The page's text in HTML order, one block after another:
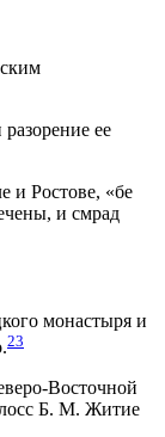
ее
и Ростове, «бе
и смрад
монастыря и
23
Восточной
Б. М. Житие